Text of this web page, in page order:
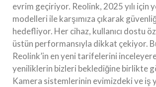
evrim geçiriyor. Reolink, 2025 yılı için
modelleri ile karşımıza çıkarak
hedefliyor. Her cihaz, kullanıcı dostu
üstün performansıyla dikkat çekiyor.
Reolink’in en yeni tarifelerini
yeniliklerin bizleri beklediğine birlikte
Kamera sistemlerinin evimizdeki ve iş